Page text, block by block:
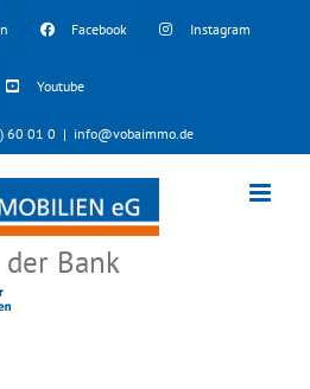
Facebook Instagram
Youtube
60 01 0 | info@vobaimmo.de
Bank